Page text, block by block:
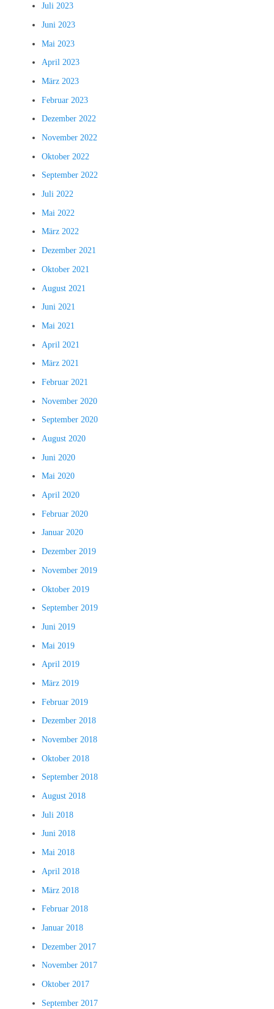
Juli 2023
Juni 2023
Mai 2023
April 2023
März 2023
Februar 2023
Dezember 2022
November 2022
Oktober 2022
September 2022
Juli 2022
Mai 2022
März 2022
Dezember 2021
Oktober 2021
August 2021
Juni 2021
Mai 2021
April 2021
März 2021
Februar 2021
November 2020
September 2020
August 2020
Juni 2020
Mai 2020
April 2020
Februar 2020
Januar 2020
Dezember 2019
November 2019
Oktober 2019
September 2019
Juni 2019
Mai 2019
April 2019
März 2019
Februar 2019
Dezember 2018
November 2018
Oktober 2018
September 2018
August 2018
Juli 2018
Juni 2018
Mai 2018
April 2018
März 2018
Februar 2018
Januar 2018
Dezember 2017
November 2017
Oktober 2017
September 2017